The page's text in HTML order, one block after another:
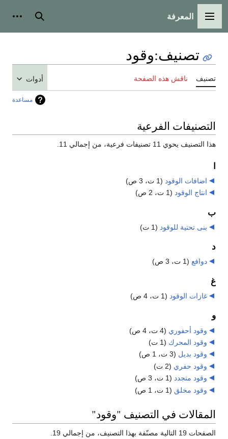
القائمة الرئيسية
المعرفة بحث
تصنيف:وقود
تصنيف ناقش هذه الصفحة أدوات
مساعدة
التصنيفات الفرعية
هذا التصنيف يحوي 11 تصنيفات فرعية، من إجمالي 11.
اضافات الوقود (1 ت، 3 ص)
انتاج الوقود (1 ت، 2 ص)
ب
بنى تحتية للوقود (1 ت)
د
دوافع (1 ت، 3 ص)
غ
غازات الوقود (1 ت، 4 ص)
و
وقود أحفوري (4 ت، 4 ص)
وقود المحرك (1 ت)
وقود بديل (3 ت، 1 ص)
وقود حفري (2 ت)
وقود متجدد (1 ت، 3 ص)
وقود مخلق (1 ت، 1 ص)
المقالات في التصنيف "وقود"
الصفحات 19 التالية مصنّفة بهذا التصنيف، من إجمالي 19.